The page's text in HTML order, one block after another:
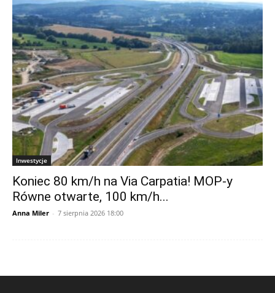
Inwestycje
Koniec 80 km/h na Via Carpatia! MOP-y
Równe otwarte, 100 km/h...
Anna Miler - 7 sierpnia 2026 18:00